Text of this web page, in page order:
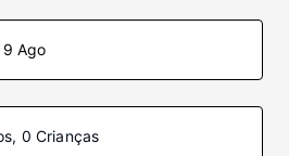
Ago
0 Crianças